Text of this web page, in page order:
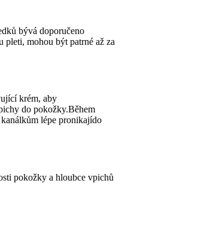
bývá doporučeno
pleti, mohou být patrné až za
krém, aby
do pokožky.Během
lépe pronikajído
pokožky a hloubce vpichů